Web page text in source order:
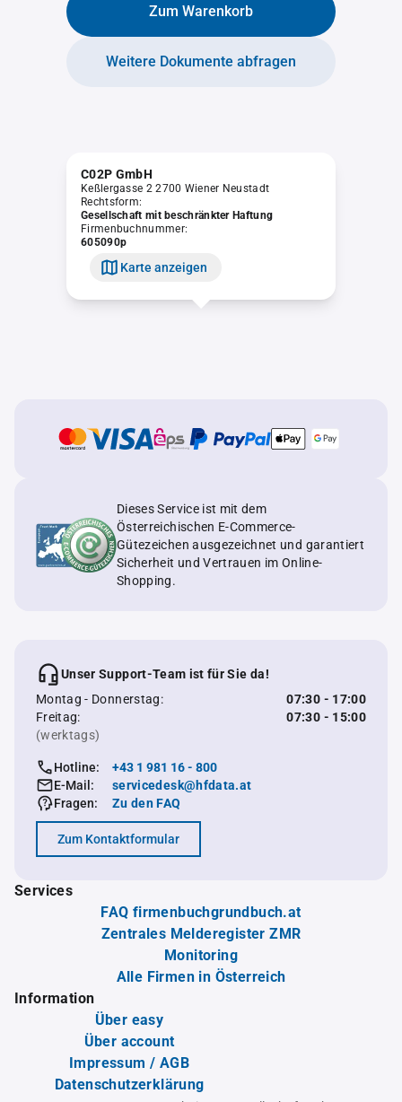
Zum Warenkorb
Weitere Dokumente abfragen
C02P GmbH
Keßlergasse 2 2700 Wiener Neustadt
Rechtsform:
Gesellschaft mit beschränkter Haftung
Firmenbuchnummer:
605090p
Karte anzeigen
Dieses Service ist mit dem
Österreichischen E-Commerce-
Gütezeichen ausgezeichnet und garantiert
Sicherheit und Vertrauen im Online-
Shopping.
Unser Support-Team ist für Sie da!
Montag - Donnerstag:
07:30 - 17:00
Freitag:
07:30 - 15:00
(werktags)
Hotline:
+43 1 981 16 - 800
E-Mail:
servicedesk@hfdata.at
Fragen:
Zu den FAQ
Zum Kontaktformular
Services
FAQ firmenbuchgrundbuch.at
Zentrales Melderegister ZMR
Monitoring
Alle Firmen in Österreich
Information
Über easy
Über account
Impressum / AGB
Datenschutzerklärung